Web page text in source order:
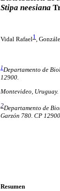
Stipa neesiana
Vidal Rafael1,
1 Departamento de
12900.
Montevideo, Uruguay.
2Departamento de
Garzón 780. CP
Resumen